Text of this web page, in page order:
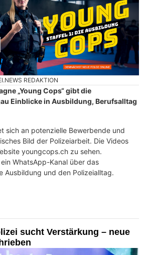
REDAKTION
„Young Cops“ gibt die
Einblicke in Ausbildung, Berufsalltag
sich an potenzielle Bewerbende und
Bild der Polizeiarbeit. Die Videos
youngcops.ch zu sehen.
WhatsApp-Kanal über das
Ausbildung und den Polizeialltag.
sucht Verstärkung – neue